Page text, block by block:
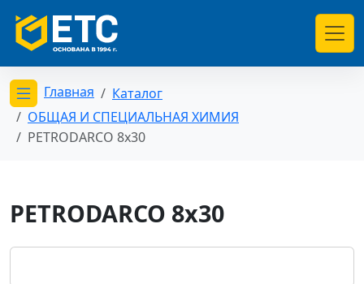
Открыть меню категорий
Главная
Каталог
ОБЩАЯ И СПЕЦИАЛЬНАЯ ХИМИЯ
PETRODARCO 8x30
PETRODARCO 8x30